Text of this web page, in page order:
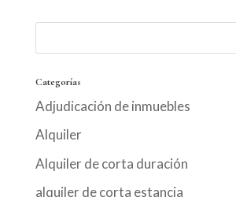
Categorías
Adjudicación de inmuebles
Alquiler
Alquiler de corta duración
alquiler de corta estancia